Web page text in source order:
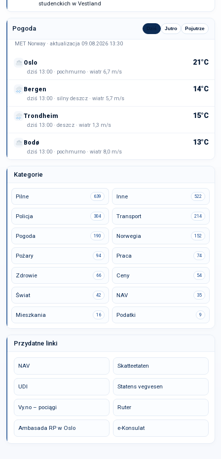
studenckich w Vestland
Pogoda Dziś Jutro Pojutrze
MET Norway · aktualizacja 09.08.2026 13:30
Oslo 21°C
dziś 13:00 · pochmurno · wiatr 6,7 m/s
Bergen 14°C
dziś 13:00 · silny deszcz · wiatr 5,7 m/s
Trondheim 15°C
dziś 13:00 · deszcz · wiatr 1,3 m/s
Bodø 13°C
dziś 13:00 · pochmurno · wiatr 8,0 m/s
Kategorie
Pilne 639 Inne 522
Policja 304 Transport 214
Pogoda 190 Norwegia 152
Pożary 94 Praca 74
Zdrowie 66 Ceny 54
Świat 42 NAV 35
Mieszkania 16 Podatki 9
Przydatne linki
NAV Skatteetaten
UDI Statens vegvesen
Vy.no – pociągi Ruter
Ambasada RP w Oslo e-Konsulat